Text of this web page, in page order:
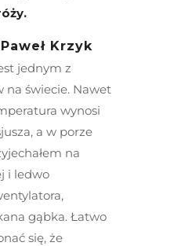
Krzyk
jednym z
na świecie. Nawet
wynosi
a w porze
na
i ledwo
gąbka. Łatwo
się, że